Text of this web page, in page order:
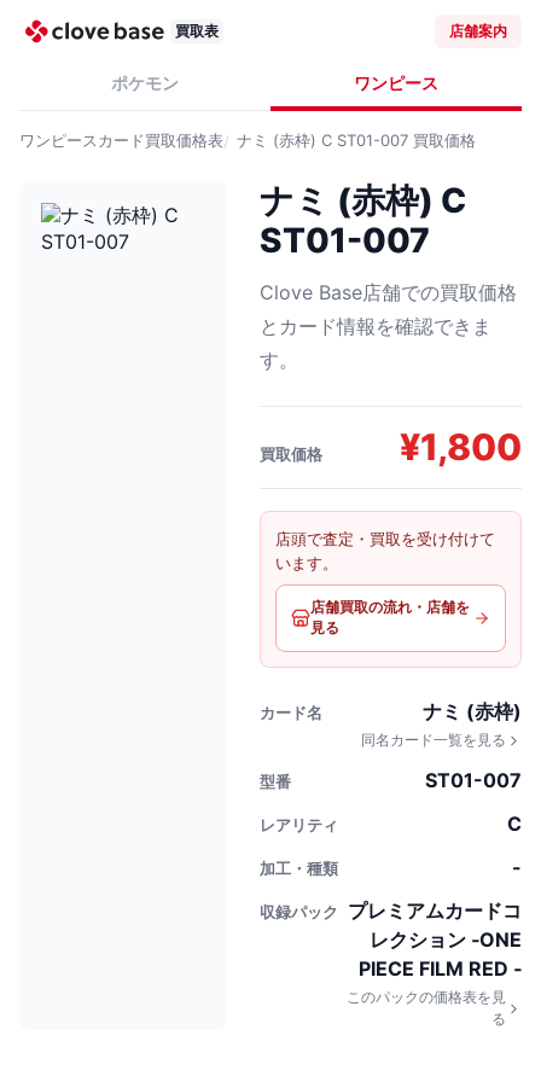
買取表 店舗案内
ポケモン ワンピース
ワンピースカード買取価格表 ナミ (赤枠) C ST01-007 買取価格
ナミ (赤枠) C
ST01-007
Clove Base店舗での買取価格
とカード情報を確認できま
す。
買取価格 ¥1,800
店頭で査定・買取を受け付けて
います。
店舗買取の流れ・店舗を
見る
カード名 ナミ (赤枠)
同名カード一覧を見る
型番 ST01-007
レアリティ C
加工・種類 -
収録パック
プレミアムカードコ
レクション ‐ONE
PIECE FILM RED ‐
このパックの価格表を見
る